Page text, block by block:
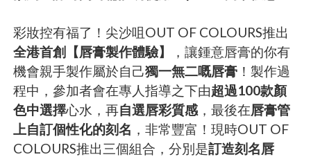
彩妝控有福了！尖沙咀OUT OF COLOURS推出
全港首創【唇膏製作體驗】
，讓鍾意唇膏的你有
機會親手製作屬於自己獨一無二嘅唇膏 ！製作過
程中，參加者會在專人指導之下由超過100款顏
色中選擇心水，再自選唇彩質感 ，最後在唇膏管
上自訂個性化的刻名 ，非常豐富！現時OUT OF
COLOURS推出三個組合，分別是訂造刻名唇